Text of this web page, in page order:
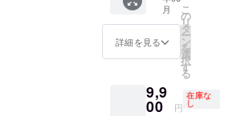
「リス
ク&チャ
レン
ジ」を
ご確認
い。
遅れる
場合、
早急に
ご連絡
致しま
初期不
良以外
ンズ 1
年間保
証 ★度
数が合
わな
場合、
お届け
から
かった
場合、
から
１ヶ月
レンズ
度数交
換 初回
問合せ
くださ
届け予
定]
お届け
予定 [保
ターン
購入
メッ
セージ
し付け
くださ
らお選
びくだ
さい。
【左右
A〜Gの
度数な
・メガ
ネ拭き
[レンズ
両用】
には対
ク） 通
常価格
¥16,500
を 割引
価格
（税
込）に
月
詳細を見る
こ
の
リ
タ
ー
ン
を
選
択
す
る
9,9
00 円
在庫な
し